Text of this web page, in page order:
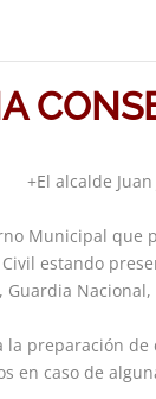
+El alcalde
Municipal que
estando
preparación
en caso de